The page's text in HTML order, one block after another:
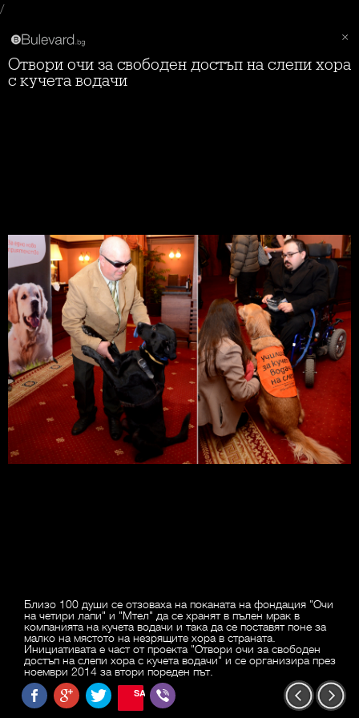
/
Отвори очи за свободен достъп на слепи хора
с кучета водачи
Близо 100 души се отзоваха на поканата на фондация "Очи
на четири лапи" и "Мтел" да се хранят в пълен мрак в
компанията на кучета водачи и така да се поставят поне за
малко на мястото на незрящите хора в страната.
Инициативата е част от проекта "Отвори очи за свободен
достъп на слепи хора с кучета водачи" и се организира през
ноември 2014 за втори пореден път.
SAVE